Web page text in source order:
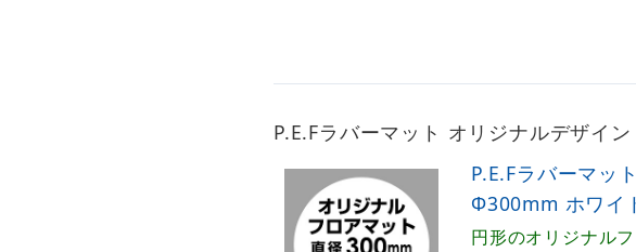
P.E.Fラバーマット オリジナルデザイ
P.E.Fラバーマッ
Φ300mm ホワイ
円形のオリジナル